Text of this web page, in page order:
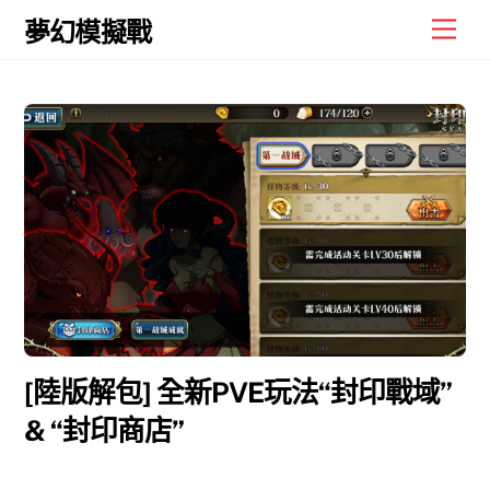
Skip
夢幻模擬戰
[陸版解包] 全新PVE玩法“封印戰域”
& “封印商店”